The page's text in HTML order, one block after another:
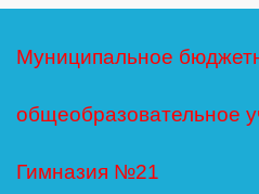
Муниципальное
общеобразовательное
Гимназия №21